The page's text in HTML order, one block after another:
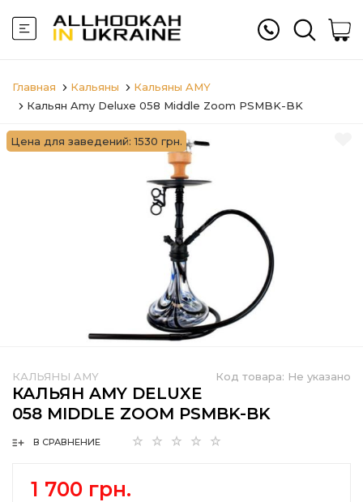
Главная Кальяны
Кальяны AMY
Кальян Amy Deluxe 058 Middle Zoom PSMBK-BK
Цена для заведений: 1530 грн.
Код товара: Не указано
КАЛЬЯНЫ AMY
КАЛЬЯН AMY DELUXE
058 MIDDLE ZOOM PSMBK-BK
В СРАВНЕНИЕ
1 700 грн.